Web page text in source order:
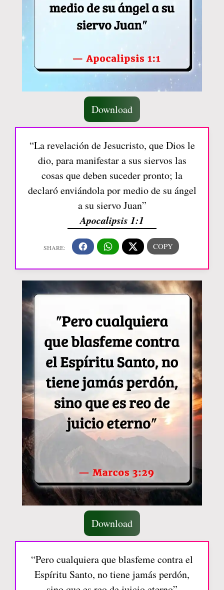
Download
“La revelación de Jesucristo, que Dios le
dio, para manifestar a sus siervos las
cosas que deben suceder pronto; la
declaró enviándola por medio de su ángel
a su siervo Juan”
Apocalipsis 1:1
Download
“Pero cualquiera que blasfeme contra el
Espíritu Santo, no tiene jamás perdón,